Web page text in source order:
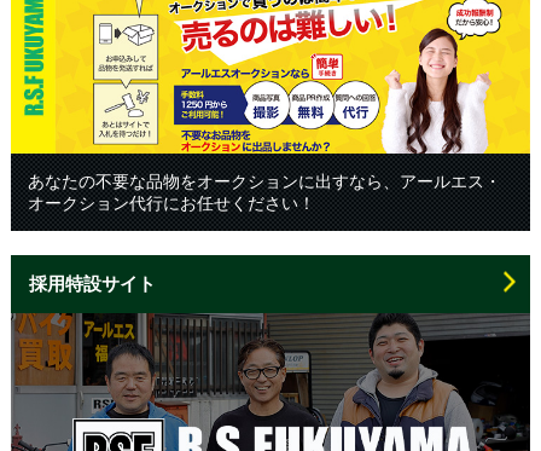
あなたの不要な品物をオークションに出すなら、アールエス・
オークション代行にお任せください！
採用特設サイト